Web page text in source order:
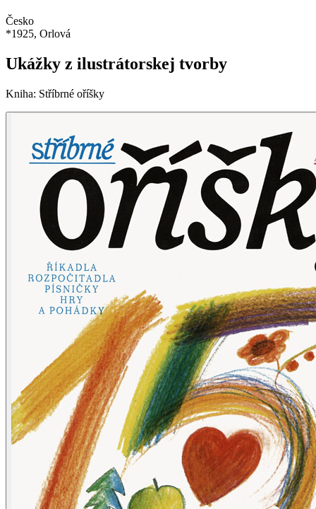
Česko
*1925, Orlová
Ukážky z ilustrátorskej tvorby
Kniha: Stříbrné oříšky